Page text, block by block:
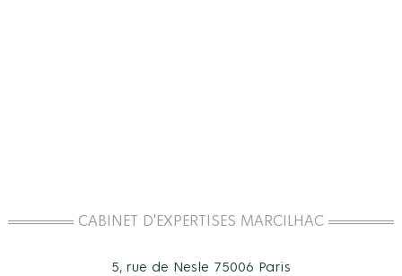
CABINET D'EXPERTISES MARCILHAC
5, rue de Nesle 75006 Paris